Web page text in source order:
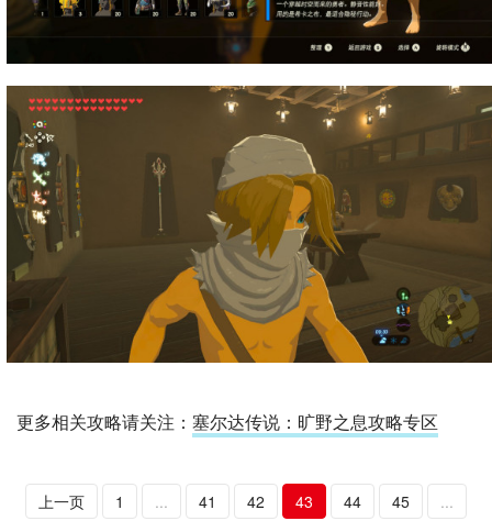
更多相关攻略请关注： 塞尔达传说：旷野之息攻略专区
上一页 1 ... 41 42 43 44 45
...